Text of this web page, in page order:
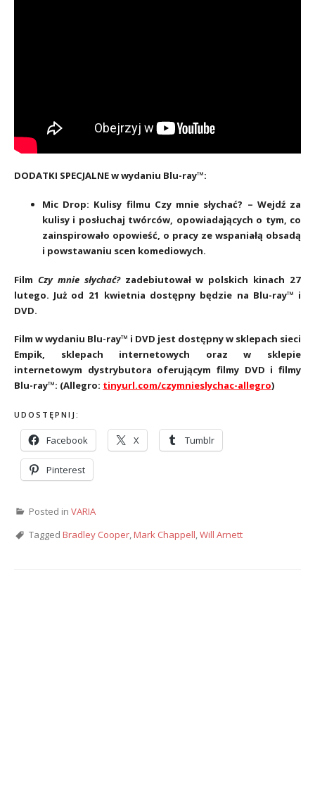
DODATKI SPECJALNE w wydaniu Blu-ray™:
Mic Drop: Kulisy filmu Czy mnie słychać? – Wejdź za
kulisy i posłuchaj twórców, opowiadających o tym, co
zainspirowało opowieść, o pracy ze wspaniałą obsadą
i powstawaniu scen komediowych.
Film Czy mnie słychać?zadebiutował w polskich kinach 27
lutego. Już od 21 kwietnia dostępny będzie na Blu-ray™ i
DVD.
Film w wydaniu Blu-ray™ i DVD jest dostępny w sklepach sieci
Empik, sklepach internetowych oraz w sklepie
internetowym dystrybutora oferującym filmy DVD i filmy
Blu-ray™: (Allegro: tinyurl.com/czymnieslychac-allegro)
UDOSTĘPNIJ:
Facebook X Tumblr
Pinterest
Posted in VARIA
Tagged Bradley Cooper,Mark Chappell,Will Arnett